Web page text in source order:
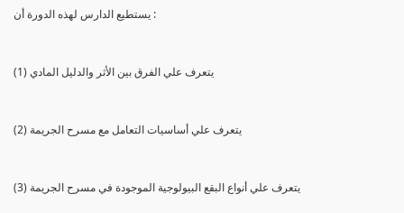
يستطيع الدارس لهذه الدورة أن :
(1) يتعرف علي الفرق بين الأثر والدليل المادي
(2) يتعرف علي أساسيات التعامل مع مسرح الجريمة
(3) يتعرف علي أنواع البقع البيولوجية الموجودة في مسرح الجريمة